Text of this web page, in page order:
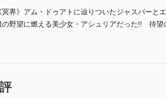
界》アム・ドゥアトに辿りついたジャスパーと
野望に燃える美少女・アシュリアだった!! 待望